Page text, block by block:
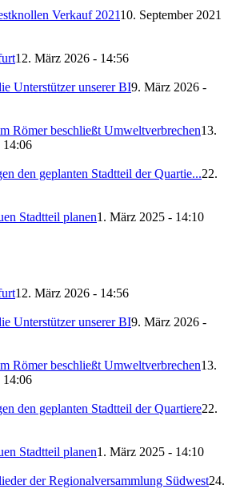
Verkauf 202110. September 2021
12. März 2026 - 14:56
Unterstützer unserer BI9. März 2026 -
Römer beschließt Umweltverbrechen13.
14:06
den geplanten Stadtteil der Quartie...22.
Stadtteil planen1. März 2025 - 14:10
12. März 2026 - 14:56
Unterstützer unserer BI9. März 2026 -
Römer beschließt Umweltverbrechen13.
14:06
den geplanten Stadtteil der Quartiere22.
Stadtteil planen1. März 2025 - 14:10
der Regionalversammlung Südwest24.